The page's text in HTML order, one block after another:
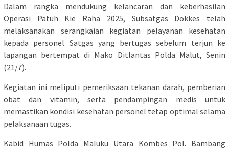
Dalam rangka mendukung kelancaran dan keberhasilan
Operasi Patuh Kie Raha 2025, Subsatgas Dokkes telah
melaksanakan serangkaian kegiatan pelayanan kesehatan
kepada personel Satgas yang bertugas sebelum terjun ke
lapangan bertempat di Mako Ditlantas Polda Malut, Senin
(21/7).
Kegiatan ini meliputi pemeriksaan tekanan darah, pemberian
obat dan vitamin, serta pendampingan medis untuk
memastikan kondisi kesehatan personel tetap optimal selama
pelaksanaan tugas.
Kabid Humas Polda Maluku Utara Kombes Pol. Bambang